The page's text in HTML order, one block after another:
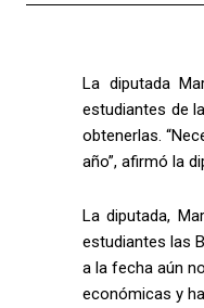
La diputada
estudiantes de
obtenerlas.
año”, afirmó la
La diputada,
estudiantes las
a la fecha aún
económicas y